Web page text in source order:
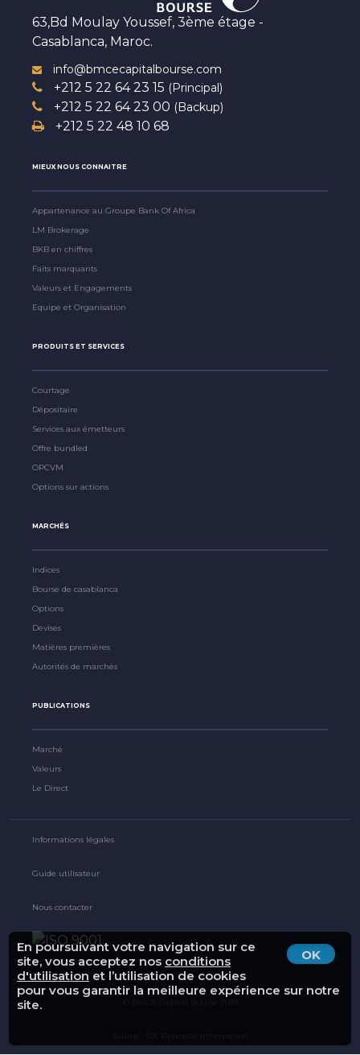
OK
En poursuivant votre navigation sur ce
site, vous acceptez nos conditions
d'utilisation et l’utilisation de cookies
pour vous garantir la meilleure expérience sur notre
site.
63,Bd Moulay Youssef, 3ème étage -
Casablanca, Maroc.
info@bmcecapitalbourse.com
+212 5 22 64 23 15 (Principal)
+212 5 22 64 23 00 (Backup)
+212 5 22 48 10 68
MIEUX NOUS CONNAITRE
Appartenance au Groupe Bank Of Africa
LM Brokerage
BKB en chiffres
Faits marquants
Valeurs et Engagements
Equipe et Organisation
PRODUITS ET SERVICES
Courtage
Dépositaire
Services aux émetteurs
Offre bundled
OPCVM
Options sur actions
MARCHÉS
Indices
Bourse de casablanca
Options
Devises
Matières premières
Autorités de marchés
PUBLICATIONS
Marché
Valeurs
Le Direct
Informations légales
Guide utilisateur
Nous contacter